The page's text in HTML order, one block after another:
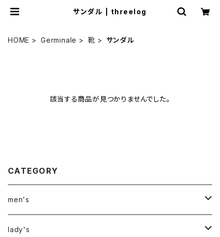
サンダル | threelog
HOME Germinale 靴 サンダル
該当する商品が見つかりませんでした。
CATEGORY
men's
アウター
lady's